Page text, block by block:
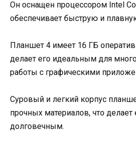
Он оснащен процессором Intel
обеспечивает быструю и
Планшет 4 имеет 16 ГБ
делает его идеальным для
работы с графическими
Суровый и легкий корпус
прочных материалов, что
долговечным.